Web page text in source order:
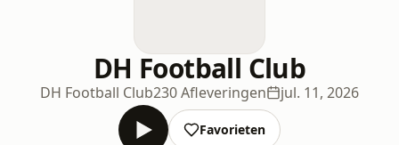
DH Football Club
DH Football Club230 Afleveringen jul. 11, 2026
Favorieten